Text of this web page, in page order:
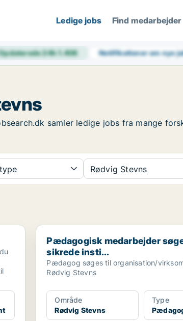
Ledige jobs Find medarbejder
24h1.406 Notifikationer om nye
samler ledige jobs fra mange
Rødvig Stevns
Pædagogisk medarbejder søges til
Pædagogisk medarbejder
sikrede insti...
Pædagog søges til organisation/
Rødvig Stevns
Område
Rødvig Stevns
Type